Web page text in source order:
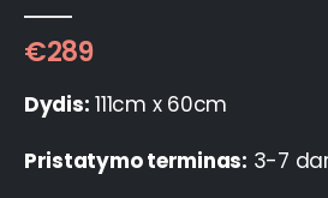
€289
Dydis: 111cm x 60cm
Pristatymo terminas: 3-7